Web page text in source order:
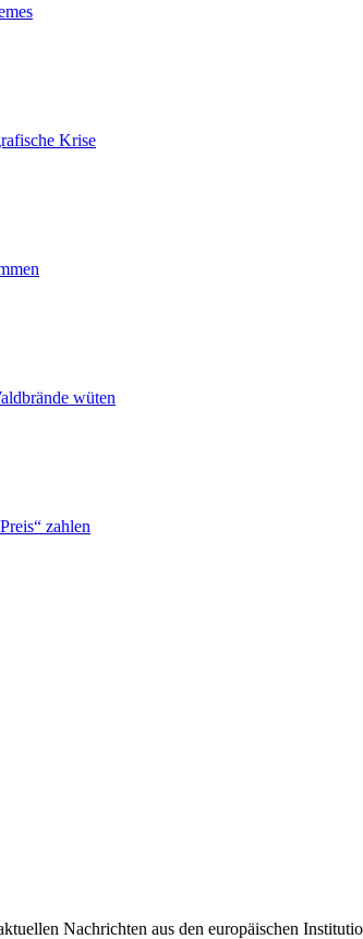
Krise
wüten
zahlen
Nachrichten aus den europäischen